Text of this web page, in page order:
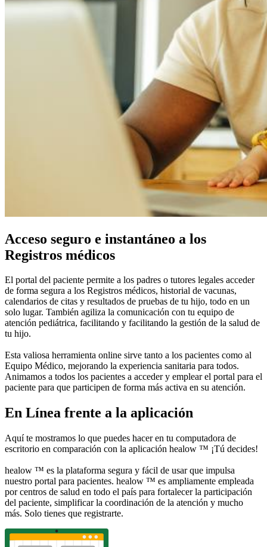
Acceso seguro e instantáneo a los
Registros médicos
El portal del paciente permite a los padres o tutores legales acceder
de forma segura a los Registros médicos, historial de vacunas,
calendarios de citas y resultados de pruebas de tu hijo, todo en un
solo lugar. También agiliza la comunicación con tu equipo de
atención pediátrica, facilitando y facilitando la gestión de la salud de
tu hijo.
Esta valiosa herramienta online sirve tanto a los pacientes como al
Equipo Médico, mejorando la experiencia sanitaria para todos.
Animamos a todos los pacientes a acceder y emplear el portal para el
paciente para que participen de forma más activa en su atención.
En Línea frente a la aplicación
Aquí te mostramos lo que puedes hacer en tu computadora de
escritorio en comparación con la aplicación healow ™ ¡Tú decides!
healow ™ es la plataforma segura y fácil de usar que impulsa
nuestro portal para pacientes. healow ™ es ampliamente empleada
por centros de salud en todo el país para fortalecer la participación
del paciente, simplificar la coordinación de la atención y mucho
más. Solo tienes que registrarte.